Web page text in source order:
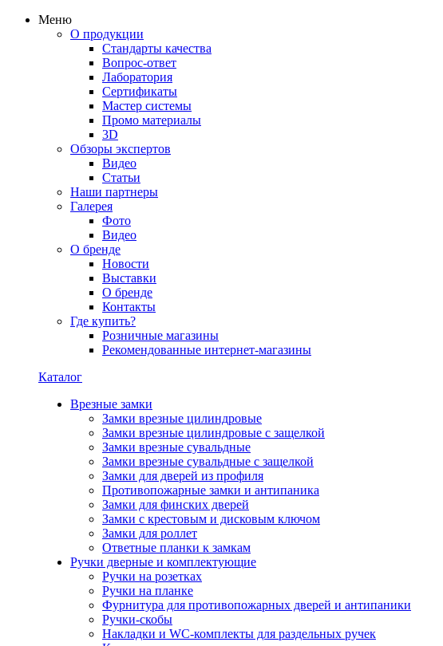
Меню
О продукции
Стандарты качества
Вопрос-ответ
Лаборатория
Сертификаты
Мастер системы
Промо материалы
3D
Обзоры экспертов
Видео
Статьи
Наши партнеры
Галерея
Фото
Видео
О бренде
Новости
Выставки
О бренде
Контакты
Где купить?
Розничные магазины
Рекомендованные интернет-магазины
Каталог
Врезные замки
Замки врезные цилиндровые
Замки врезные цилиндровые с защелкой
Замки врезные сувальдные
Замки врезные сувальдные с защелкой
Замки для дверей из профиля
Противопожарные замки и антипаника
Замки для финских дверей
Замки с крестовым и дисковым ключом
Замки для роллет
Ответные планки к замкам
Ручки дверные и комплектующие
Ручки на розетках
Ручки на планке
Фурнитура для противопожарных дверей и антипаники
Ручки-скобы
Накладки и WC-комплекты для раздельных ручек